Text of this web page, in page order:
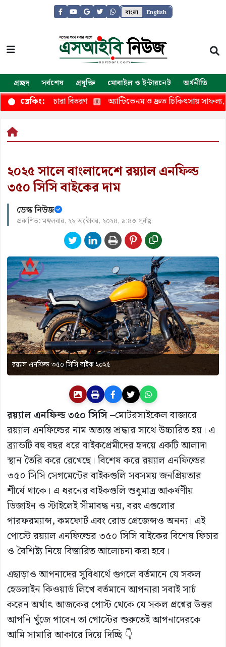
বাংলা English
প্রচ্ছদ সর্বশেষ প্রযুক্তি মোবাইল ও ইন্টারনেট অর্থনীতি
ব্রেকিং:
চারা বিতরণ অ্যান্টিভেনম ও দ্রুত চিকিৎসায় সাফল্য, সর্পদংশনে
২০২৫ সালে বাংলাদেশে রয়্যাল এনফিল্ড
৩৫০ সিসি বাইকের দাম
ডেস্ক নিউজ
প্রকাশিত: মঙ্গলবার, ২২ অক্টোবর, ২০২৪, ৯:৪৩ পূর্বাহ্ণ
রয়্যাল এনফিল্ড ৩৫০ সিসি বাইক ২০২৫
রয়্যালএনফিল্ড৩৫০সিসি –মোটরসাইকেল বাজারে
রয়্যাল এনফিল্ডের নাম অত্যন্ত শ্রদ্ধার সাথে উচ্চারিত হয়। এ
ব্র্যান্ডটি বহু বছর ধরে বাইকপ্রেমীদের হৃদয়ে একটি আলাদা
স্থান তৈরি করে রেখেছে। বিশেষ করে রয়্যাল এনফিল্ডের
৩৫০ সিসি সেগমেন্টের বাইকগুলি সবসময় জনপ্রিয়তার
শীর্ষে থাকে। এ ধরনের বাইকগুলি শুধুমাত্র আকর্ষণীয়
ডিজাইন ও স্টাইলেই সীমাবদ্ধ নয়, বরং এগুলোর
পারফরম্যান্স, কমফোর্ট এবং রোড প্রেজেন্সও অনন্য। এই
পোস্টে রয়্যাল এনফিল্ডের ৩৫০ সিসি বাইকের বিশেষ ফিচার
ও বৈশিষ্ট্য নিয়ে বিস্তারিত আলোচনা করা হবে।
এছাড়াও আপনাদের সুবিধার্থে গুগলে বর্তমানে যে সকল
হেডলাইন কিওয়ার্ড লিখে বর্তমানে আপনারা সবাই সার্চ
করেন অর্থাৎ আজকের পোস্ট থেকে যে সকল প্রশ্নের উত্তর
আপনি খুঁজে পাবেন তা পোস্টের শুরুতেই আপনাদেরকে
আমি সামারি আকারে দিয়ে দিচ্ছি 👇